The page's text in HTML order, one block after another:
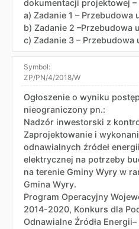
dokumentacji projektowej –
a) Zadanie 1 – Przebudowa
b) Zadanie 2 –Przebudowa
c) Zadanie 3 – Przebudowa
Symbol:
ZP/PN/4/2018/W
Ogłoszenie o wyniku
nieograniczony pn.:
Nadzór inwestorski z
Zaprojektowanie i
odnawialnych źródeł
elektrycznej na potrzeby
na terenie Gminy Wyry w
Gmina Wyry.
Program Operacyjny
2014-2020, Konkurs dla
Odnawialne Źródła